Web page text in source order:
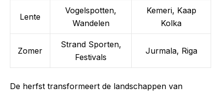
Lente
Vogelspotten,
Wandelen
Kemeri, Kaap
Kolka
Zomer
Strand Sporten,
Festivals
Jurmala, Riga
De herfst transformeert de landschappen van